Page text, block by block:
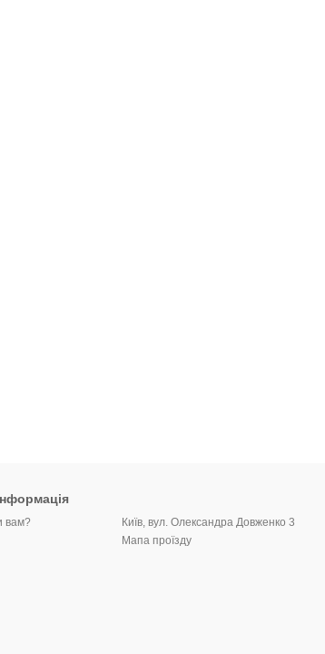
вам?
Київ, вул. Олександра Довженко 3
Мапа проїзду